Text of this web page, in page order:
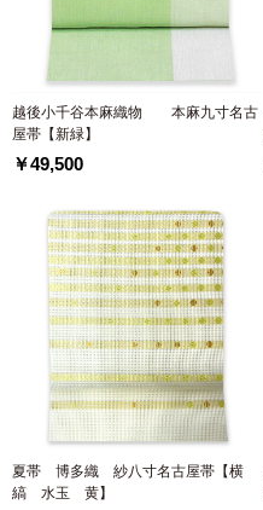
越後小千谷本麻織物 本麻九寸名古
屋帯【新緑】
￥49,500
夏帯 博多織 紗八寸名古屋帯【横
縞 水玉 黄】